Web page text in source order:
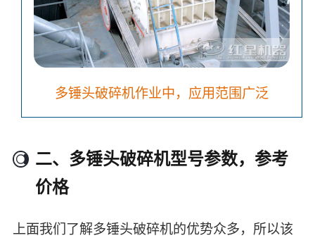
多锤头破碎机作业中，应用范围广泛
二、多锤头破碎机型号参数，参考
价格
上面我们了解多锤头破碎机的优势众多，所以该